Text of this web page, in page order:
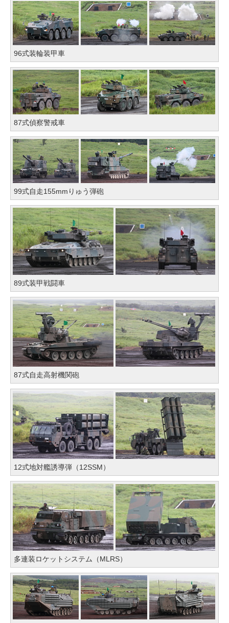
96式装輪装甲車
87式偵察警戒車
99式自走155mmりゅう弾砲
89式装甲戦闘車
87式自走高射機関砲
12式地対艦誘導弾（12SSM）
多連装ロケットシステム（MLRS）